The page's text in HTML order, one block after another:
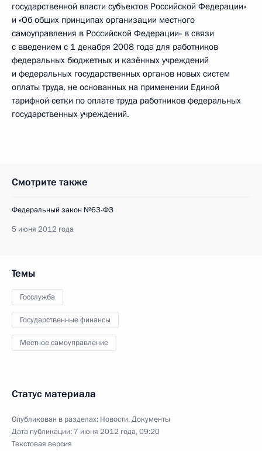
государственной власти субъектов Российской Федерации»
и «Об общих принципах организации местного
самоуправления в Российской Федерации» в связи
с введением с 1 декабря 2008 года для работников
федеральных бюджетных и казённых учреждений
и федеральных государственных органов новых систем
оплаты труда, не основанных на применении Единой
тарифной сетки по оплате труда работников федеральных
государственных учреждений.
Смотрите также
Федеральный закон №63-ФЗ
5 июня 2012 года
Темы
Госслужба
Государственные финансы
Местное самоуправление
Статус материала
Опубликован в разделах: Новости,Документы
Дата публикации: 7 июня 2012 года, 09:20
Текстовая версия